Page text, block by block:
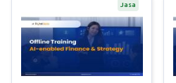
Jasa